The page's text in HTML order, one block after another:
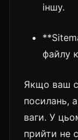
іншу.
файлу
Якщо ваш
посилань,
ваги. У
прийти не